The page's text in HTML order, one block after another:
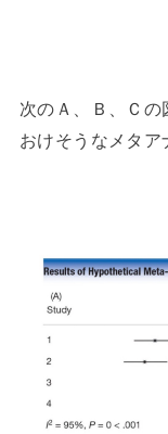
次のＡ、Ｂ、Ｃ
おけそうなメタア